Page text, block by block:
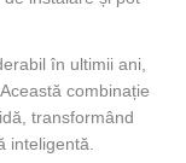
în ultimii ani,
combinație
transformând
inteligentă.